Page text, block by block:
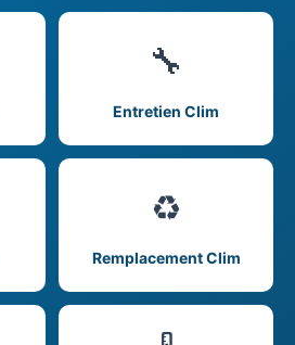
🔧
Entretien Clim
♻️
Remplacement Clim